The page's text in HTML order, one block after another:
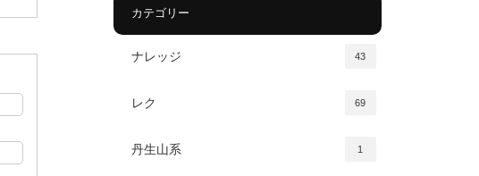
カテゴリー
ナレッジ 43
レク 69
丹生山系 1